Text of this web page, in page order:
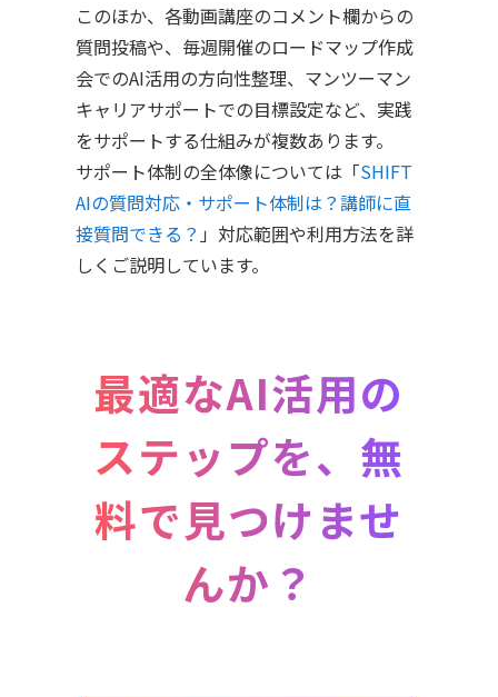
このほか、各動画講座のコメント欄からの
質問投稿や、毎週開催のロードマップ作成
会でのAI活用の方向性整理、マンツーマン
キャリアサポートでの目標設定など、実践
をサポートする仕組みが複数あります。
サポート体制の全体像については「SHIFT
AIの質問対応・サポート体制は？講師に直
接質問できる？ 」対応範囲や利用方法を詳
しくご説明しています。
最適なAI活用の
ステップを、無
料で見つけませ
んか？